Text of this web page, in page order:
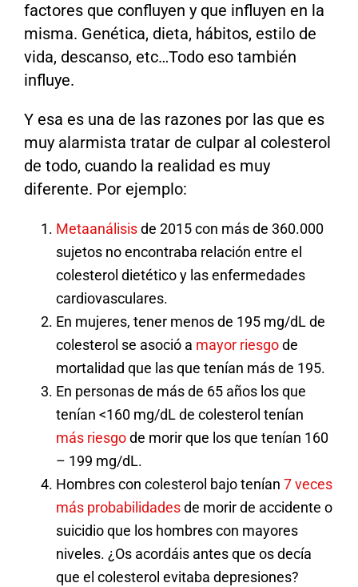
factores que confluyen y que influyen en la
misma. Genética, dieta, hábitos, estilo de
vida, descanso, etc…Todo eso también
influye.
Y esa es una de las razones por las que es
muy alarmista tratar de culpar al colesterol
de todo, cuando la realidad es muy
diferente. Por ejemplo:
Metaanálisisde 2015 con más de 360.000
sujetos no encontraba relación entre el
colesterol dietético y las enfermedades
cardiovasculares.
En mujeres, tener menos de 195 mg/dL de
colesterol se asoció a mayor riesgode
mortalidad que las que tenían más de 195.
En personas de más de 65 años los que
tenían <160 mg/dL de colesterol tenían
más riesgode morir que losque tenían 160
– 199 mg/dL.
Hombres con colesterol bajo tenían 7 veces
más probabilidadesde morir de accidente o
suicidio que los hombres con mayores
niveles. ¿Os acordáis antes que os decía
que el colesterol evitaba depresiones?